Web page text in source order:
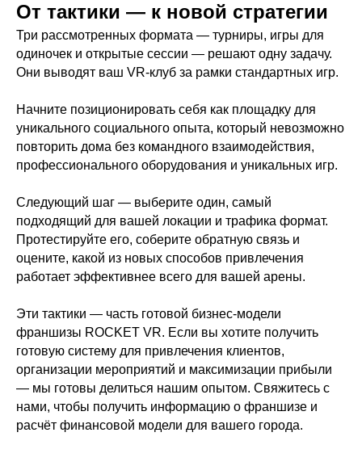
От тактики — к новой стратегии
Три рассмотренных формата — турниры, игры для
одиночек и открытые сессии — решают одну задачу.
Они выводят ваш VR-клуб за рамки стандартных игр.
Начните позиционировать себя как площадку для
уникального социального опыта, который невозможно
повторить дома без командного взаимодействия,
профессионального оборудования и уникальных игр.
Следующий шаг — выберите один, самый
подходящий для вашей локации и трафика формат.
Протестируйте его, соберите обратную связь и
оцените, какой из новых способов привлечения
работает эффективнее всего для вашей арены.
Эти тактики — часть готовой бизнес-модели
франшизы ROCKET VR. Если вы хотите получить
готовую систему для привлечения клиентов,
организации мероприятий и максимизации прибыли
— мы готовы делиться нашим опытом. Свяжитесь с
нами, чтобы получить информацию о франшизе и
расчёт финансовой модели для вашего города.